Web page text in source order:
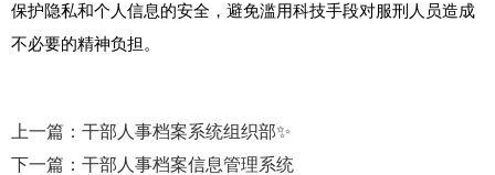
保护隐私和个人信息的安全，避免滥用科技手段对服刑人员造成
不必要的精神负担。
上一篇： 干部人事档案系统组织部✨
下一篇： 干部人事档案信息管理系统